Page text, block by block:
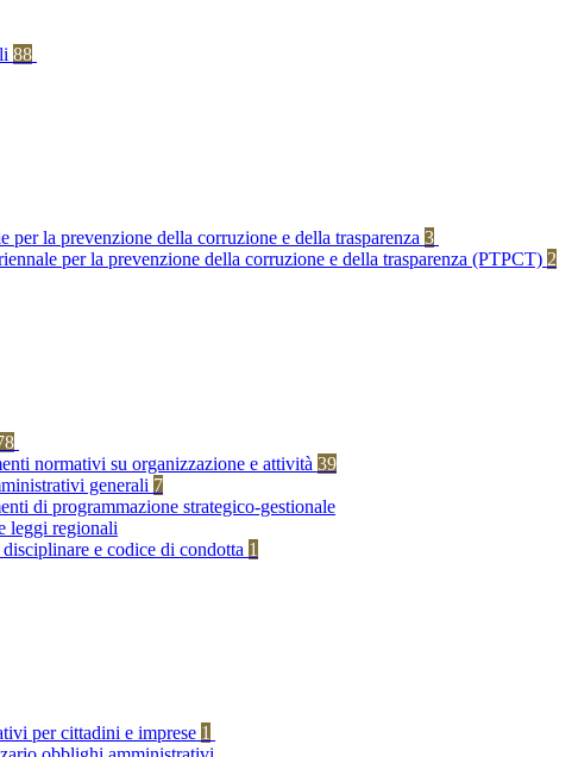
88
per la prevenzione della corruzione e della trasparenza 3
per la prevenzione della corruzione e della trasparenza (PTPCT) 2
normativi su organizzazione e attività 39
generali 7
di programmazione strategico-gestionale
leggi regionali
e codice di condotta 1
per cittadini e imprese 1